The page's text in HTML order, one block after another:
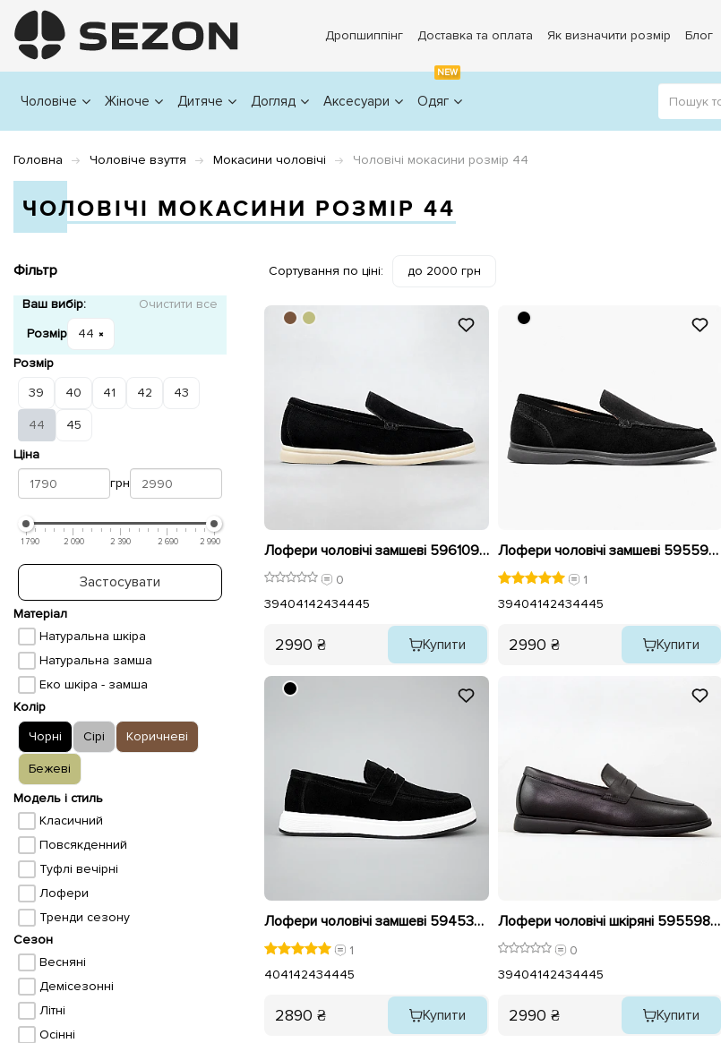
Дропшиппінг Доставка та оплата Як визначити розмір Блог
Чоловіче Жіноче Дитяче Догляд Аксесуари
NEW
Одяг
Головна Чоловіче взуття Мокасини чоловічі Чоловічі мокасини розмір 44
ЧОЛОВІЧІ МОКАСИНИ РОЗМІР 44
Фільтр
Ваш вибір:
Очистити все
Розмір
44
Розмір
39
40 41 42 43
44
45
Ціна
грн
1 790 2 090 2 390 2 690 2 990
Застосувати
Матеріал
Натуральна шкіра
Натуральна замша
Еко шкіра - замша
Колір
Чорні
Сірі Коричневі
Бежеві
Модель і стиль
Класичний
Повсякденний
Туфлі вечірні
Лофери
Тренди сезону
Сезон
Весняні
Демісезонні
Літні
Осінні
Сортування по ціні: до 2000 грн
Лофери чоловічі замшеві 596109 Чорні
0
39404142434445
2990 ₴ Купити
Лофери чоловічі замшеві 595597 Чорні
1
39404142434445
2990 ₴ Купити
Лофери чоловічі замшеві 594533 Чорні
1
404142434445
2890 ₴ Купити
Лофери чоловічі шкіряні 595598 Чорні
0
39404142434445
2990 ₴ Купити